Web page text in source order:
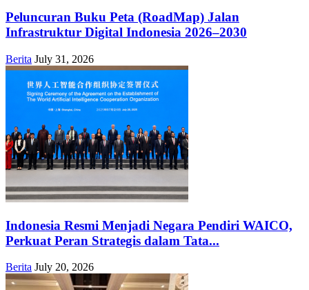
Peluncuran Buku Peta (RoadMap) Jalan
Infrastruktur Digital Indonesia 2026–2030
Berita July 31, 2026
Indonesia Resmi Menjadi Negara Pendiri WAICO,
Perkuat Peran Strategis dalam Tata...
Berita July 20, 2026